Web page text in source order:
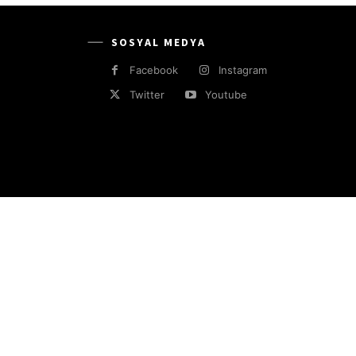
SOSYAL MEDYA
Facebook
Instagram
Twitter
Youtube